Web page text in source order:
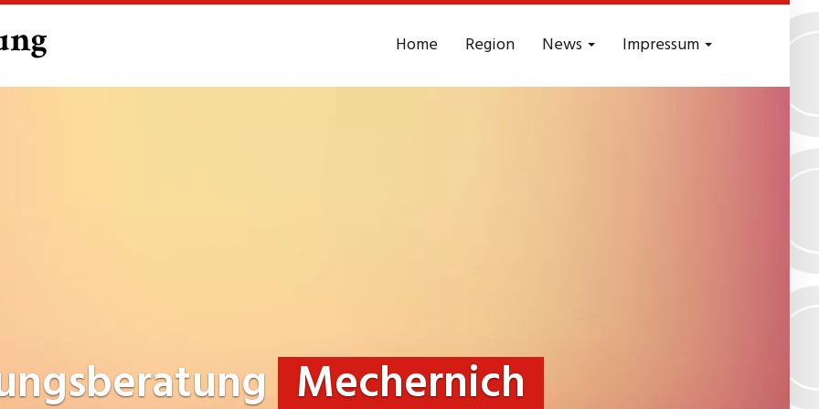
Home Region News Impressum
Mechernich